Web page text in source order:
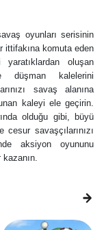
oyunları serisinin
ittifakına komuta eden
oluşan
düşman kalelerini
savaş alanına
kaleyi ele geçirin.
olduğu gibi, büyü
savaşçılarınızı
aksiyon oyununu